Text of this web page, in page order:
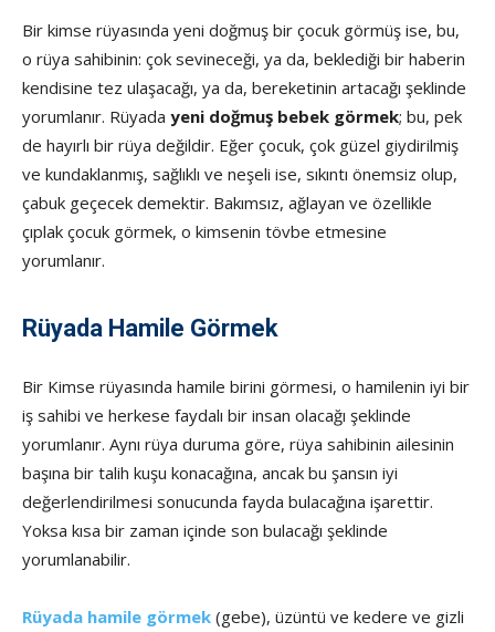
Bir kimse rüyasında yeni doğmuş bir çocuk gör­müş ise, bu,
o rüya sahibinin: çok sevineceği, ya da, beklediği bir haberin
kendisine tez ulaşacağı, ya da, bereketinin artacağı şeklinde
yorumlanır. Rüyada yeni doğmuş bebek görmek; bu, pek
de hayırlı bir rüya değildir. Eğer çocuk, çok güzel giydirilmiş
ve kundaklanmış, sağlıklı ve neşeli ise, sıkıntı önemsiz olup,
çabuk geçecek demektir. Bakımsız, ağlayan ve özellikle
çıplak çocuk görmek, o kimsenin tövbe etmesine
yorumlanır.
Rüyada Hamile Görmek
Bir Kimse rüyasında hamile birini görmesi, o hamilenin iyi bir
iş sahibi ve herkese faydalı bir insan olacağı şek­linde
yorumlanır. Aynı rüya duruma göre, rüya sahibinin ai­lesinin
başına bir talih kuşu konacağına, ancak bu şansın iyi
değerlendirilmesi sonucunda fayda bulacağına işarettir.
Yoksa kısa bir zaman içinde son bulacağı şeklinde
yorumlanabilir.
Rüyada hamile görmek (gebe), üzüntü ve kedere ve gizli